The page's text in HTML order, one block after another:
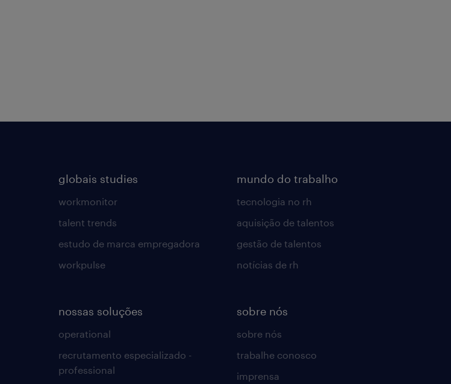
globais studies
workmonitor
talent trends
estudo de marca empregadora
workpulse
nossas soluções
operational
recrutamento especializado -
professional
mundo do trabalho
tecnologia no rh
aquisição de talentos
gestão de talentos
notícias de rh
sobre nós
sobre nós
trabalhe conosco
imprensa